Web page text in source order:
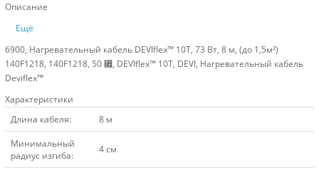
Описание
Ещё
6900, Нагревательный кабель DEVIflex™ 10T, 73 Вт, 8 м, (до 1,5м²)
140F1218, 140F1218, 50 ⃏, DEVIflex™ 10T, DEVI, Нагревательный кабель
Deviflex™
Характеристики
Длина кабеля:
8 м
Минимальный
радиус изгиба:
4 см